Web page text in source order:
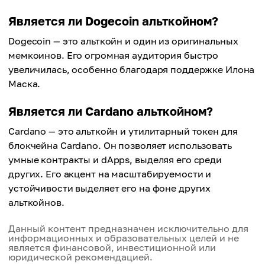
Является ли Dogecoin альткойном?
Dogecoin — это альткойн и один из оригинальных
мемкоинов. Его огромная аудитория быстро
увеличилась, особенно благодаря поддержке Илона
Маска.
Является ли Cardano альткойном?
Cardano — это альткойн и утилитарный токен для
блокчейна Cardano. Он позволяет использовать
умные контракты и dApps, выделяя его среди
других. Его акцент на масштабируемости и
устойчивости выделяет его на фоне других
альткойнов.
Данный контент предназначен исключительно для
информационных и образовательных целей и не
является финансовой, инвестиционной или
юридической рекомендацией.